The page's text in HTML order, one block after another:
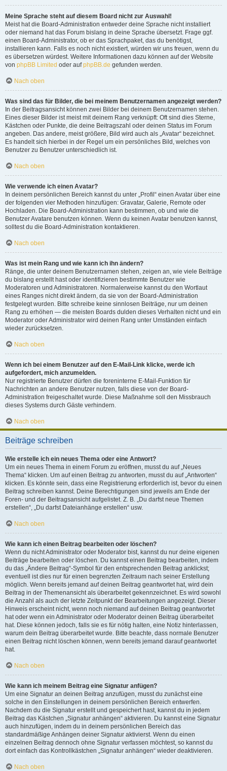
Meine Sprache steht auf diesem Board nicht zur Auswahl!
Meist hat die Board-Administration entweder deine Sprache nicht installiert
oder niemand hat das Forum bislang in deine Sprache übersetzt. Frage ggf.
einen Board-Administrator, ob er das Sprachpaket, das du benötigst,
installieren kann. Falls es noch nicht existiert, würden wir uns freuen, wenn du
es übersetzen würdest. Weitere Informationen dazu können auf der Website
von phpBB Limited oder aufphpBB.de gefunden werden.
Nach oben
Was sind das für Bilder, die bei meinem Benutzernamen angezeigt werden?
In der Beitragsansicht können zwei Bilder bei deinem Benutzernamen stehen.
Eines dieser Bilder ist meist mit deinem Rang verknüpft: Oft sind dies Sterne,
Kästchen oder Punkte, die deine Beitragszahl oder deinen Status im Forum
angeben. Das andere, meist größere, Bild wird auch als „Avatar“ bezeichnet.
Es handelt sich hierbei in der Regel um ein persönliches Bild, welches von
Benutzer zu Benutzer unterschiedlich ist.
Nach oben
Wie verwende ich einen Avatar?
In deinem persönlichen Bereich kannst du unter „Profil“ einen Avatar über eine
der folgenden vier Methoden hinzufügen: Gravatar, Galerie, Remote oder
Hochladen. Die Board-Administration kann bestimmen, ob und wie die
Benutzer Avatare benutzen können. Wenn du keinen Avatar benutzen kannst,
solltest du die Board-Administration kontaktieren.
Nach oben
Was ist mein Rang und wie kann ich ihn ändern?
Ränge, die unter deinem Benutzernamen stehen, zeigen an, wie viele Beiträge
du bislang erstellt hast oder identifizieren bestimmte Benutzer wie
Moderatoren und Administratoren. Normalerweise kannst du den Wortlaut
eines Ranges nicht direkt ändern, da sie von der Board-Administration
festgelegt wurden. Bitte schreibe keine sinnlosen Beiträge, nur um deinen
Rang zu erhöhen — die meisten Boards dulden dieses Verhalten nicht und ein
Moderator oder Administrator wird deinen Rang unter Umständen einfach
wieder zurücksetzen.
Nach oben
Wenn ich bei einem Benutzer auf den E-Mail-Link klicke, werde ich
aufgefordert, mich anzumelden.
Nur registrierte Benutzer dürfen die foreninterne E-Mail-Funktion für
Nachrichten an andere Benutzer nutzen, falls diese von der Board-
Administration freigeschaltet wurde. Diese Maßnahme soll den Missbrauch
dieses Systems durch Gäste verhindern.
Nach oben
Beiträge schreiben
Wie erstelle ich ein neues Thema oder eine Antwort?
Um ein neues Thema in einem Forum zu eröffnen, musst du auf „Neues
Thema“ klicken. Um auf einen Beitrag zu antworten, musst du auf „Antworten“
klicken. Es könnte sein, dass eine Registrierung erforderlich ist, bevor du einen
Beitrag schreiben kannst. Deine Berechtigungen sind jeweils am Ende der
Foren- und der Beitragsansicht aufgelistet. Z. B. „Du darfst neue Themen
erstellen“, „Du darfst Dateianhänge erstellen“ usw.
Nach oben
Wie kann ich einen Beitrag bearbeiten oder löschen?
Wenn du nicht Administrator oder Moderator bist, kannst du nur deine eigenen
Beiträge bearbeiten oder löschen. Du kannst einen Beitrag bearbeiten, indem
du das „Ändere Beitrag“-Symbol für den entsprechenden Beitrag anklickst;
eventuell ist dies nur für einen begrenzten Zeitraum nach seiner Erstellung
möglich. Wenn bereits jemand auf deinen Beitrag geantwortet hat, wird dein
Beitrag in der Themenansicht als überarbeitet gekennzeichnet. Es wird sowohl
die Anzahl als auch der letzte Zeitpunkt der Bearbeitungen angezeigt. Dieser
Hinweis erscheint nicht, wenn noch niemand auf deinen Beitrag geantwortet
hat oder wenn ein Administrator oder Moderator deinen Beitrag überarbeitet
hat. Diese können jedoch, falls sie es für nötig halten, eine Notiz hinterlassen,
warum dein Beitrag überarbeitet wurde. Bitte beachte, dass normale Benutzer
einen Beitrag nicht löschen können, wenn bereits jemand darauf geantwortet
hat.
Nach oben
Wie kann ich meinem Beitrag eine Signatur anfügen?
Um eine Signatur an deinen Beitrag anzufügen, musst du zunächst eine
solche in den Einstellungen in deinem persönlichen Bereich entwerfen.
Nachdem du die Signatur erstellt und gespeichert hast, kannst du in jedem
Beitrag das Kästchen „Signatur anhängen“ aktivieren. Du kannst eine Signatur
auch hinzufügen, indem du in deinem persönlichen Bereich das
standardmäßige Anhängen deiner Signatur aktivierst. Wenn du einen
einzelnen Beitrag dennoch ohne Signatur verfassen möchtest, so kannst du
dort einfach das Kontrollkästchen „Signatur anhängen“ wieder deaktivieren.
Nach oben